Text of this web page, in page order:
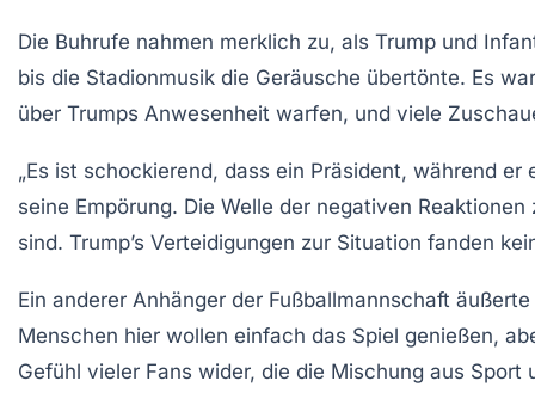
Die Buhrufe nahmen merklich zu, als Trump und
bis die Stadionmusik die Geräusche übertönte. Es
über Trumps Anwesenheit warfen, und viele
„Es ist schockierend, dass ein Präsident, während
seine Empörung. Die Welle der negativen
sind. Trump’s Verteidigungen zur Situation fanden
Ein anderer Anhänger der Fußballmannschaft
Menschen hier wollen einfach das Spiel genießen,
Gefühl vieler Fans wider, die die Mischung aus